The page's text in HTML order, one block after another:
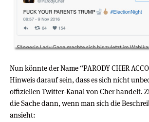
Nun könnte der Name “PARODY CHER
Hinweis darauf sein, dass es sich nicht
offiziellen Twitter-Kanal von Cher handelt.
die Sache dann, wenn man sich die
ansieht: